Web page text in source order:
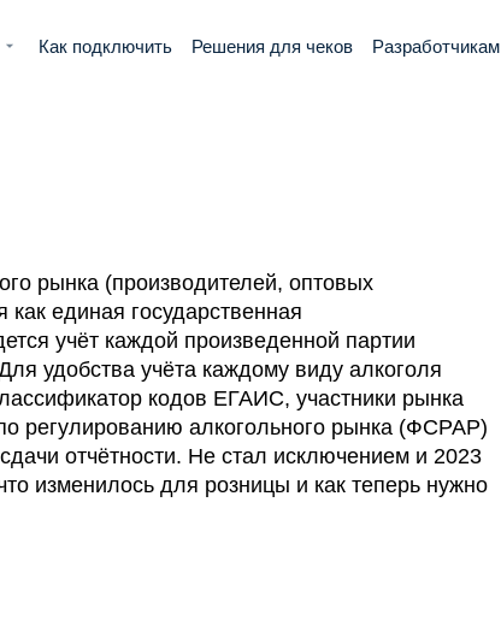
Как подключить Решения для чеков Разработчикам
рынка (производителей, оптовых
единая государственная
учёт каждой произведенной партии
удобства учёта каждому виду алкоголя
кодов ЕГАИС, участники рынка
регулированию алкогольного рынка (ФСРАР)
отчётности. Не стал исключением и 2023
изменилось для розницы и как теперь нужно